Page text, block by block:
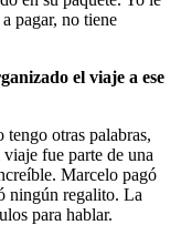
pagar, no tiene
el viaje a ese
tengo otras palabras,
fue parte de una
Marcelo pagó
ningún regalito. La
para hablar.